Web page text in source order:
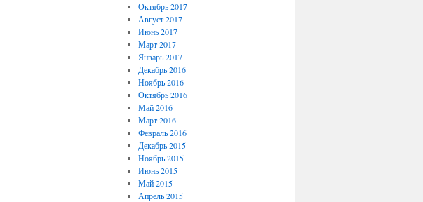
Октябрь 2017
Август 2017
Июнь 2017
Март 2017
Январь 2017
Декабрь 2016
Ноябрь 2016
Октябрь 2016
Май 2016
Март 2016
Февраль 2016
Декабрь 2015
Ноябрь 2015
Июнь 2015
Май 2015
Апрель 2015